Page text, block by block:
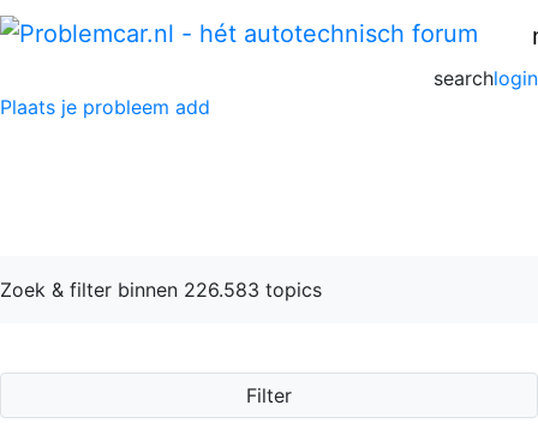
login
search
Plaats je probleem add
Zoek & filter binnen 226.583 topics
Filter